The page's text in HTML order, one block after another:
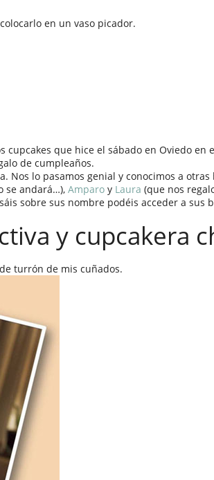
en un vaso picador.
que hice el sábado en Oviedo en
de cumpleaños.
lo pasamos genial y conocimos a otras
se andará…), Amparo y Laura (que nos
sobre sus nombre podéis acceder a sus
y cupcakera
turrón de mis cuñados.